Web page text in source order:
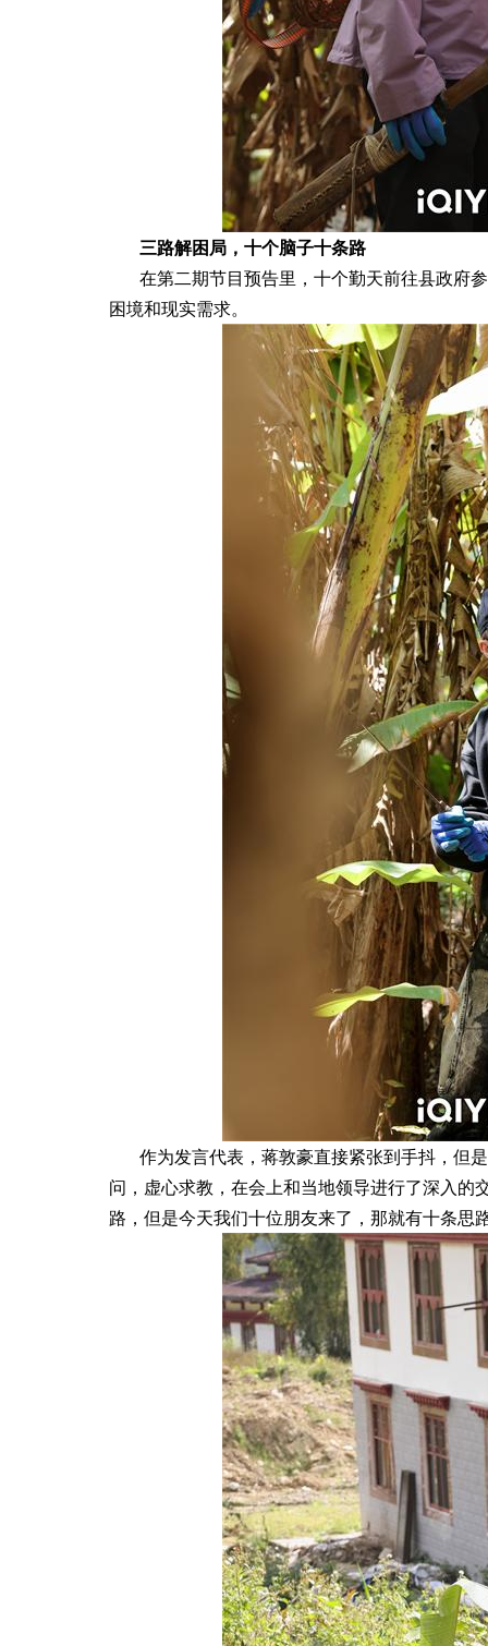
三路解困局，十个脑子十条路
在第二期节目预告里，十个勤天前往县政府
困境和现实需求。
作为发言代表，蒋敦豪直接紧张到手抖，但
问，虚心求教，在会上和当地领导进行了深入的
路，但是今天我们十位朋友来了，那就有十条思